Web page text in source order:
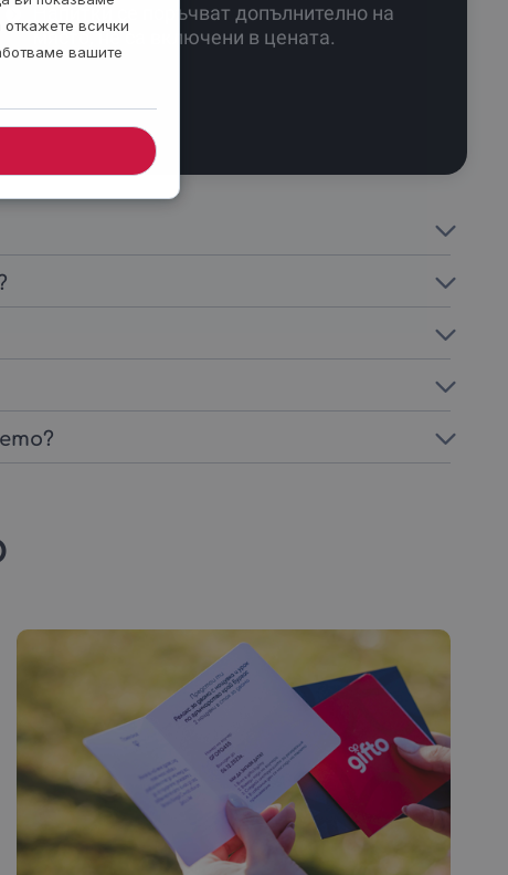
Напитки се поръчват допълнително на
място, не са включени в цената.
всички
вашите